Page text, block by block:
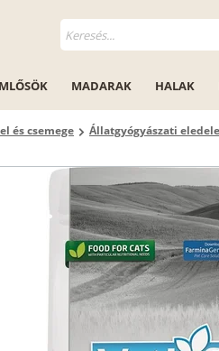
MADARAK HALAK
és csemege Állatgyógyászati